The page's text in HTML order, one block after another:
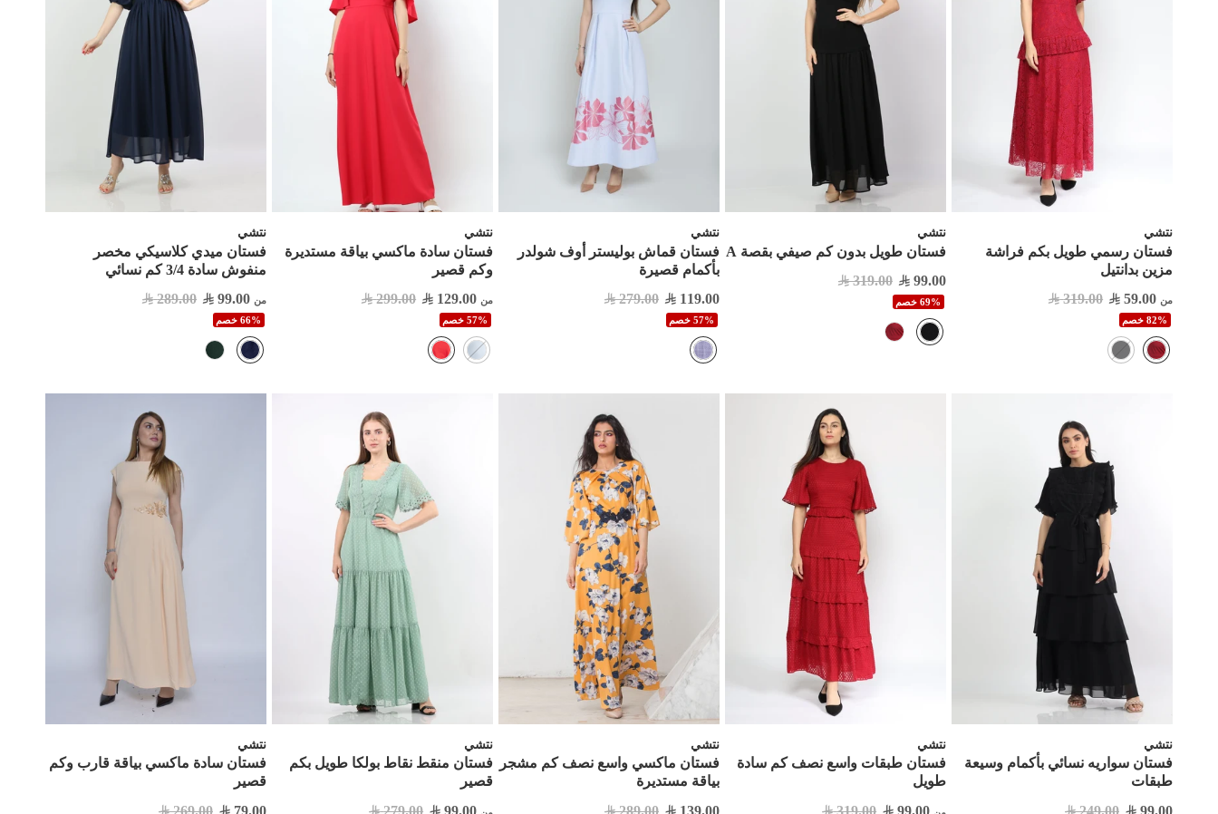
نتشي
فستان رسمي طويل بكم فراشة
مزين بدانتيل
من 59.00
319.00
82% خصم
نتشي
فستان طويل بدون كم صيفي بقصة A
99.00
319.00
69% خصم
نتشي
فستان قماش بوليستر أوف شولدر
بأكمام قصيرة
119.00
279.00
57% خصم
نتشي
فستان سادة ماكسي بياقة مستديرة
وكم قصير
من 129.00
299.00
57% خصم
نتشي
فستان ميدي كلاسيكي مخصر
منفوش سادة 3/4 كم نسائي
من 99.00
289.00
66% خصم
نتشي
فستان سواريه نسائي بأكمام وسيعة
طبقات
99.00
249.00
نتشي
فستان طبقات واسع نصف كم سادة
طويل
99.00
319.00
نتشي
فستان ماكسي واسع نصف كم مشجر
بياقة مستديرة
139.00
289.00
نتشي
فستان منقط نقاط بولكا طويل بكم
قصير
99.00
279.00
نتشي
فستان سادة ماكسي بياقة قارب وكم
قصير
79.00
269.00